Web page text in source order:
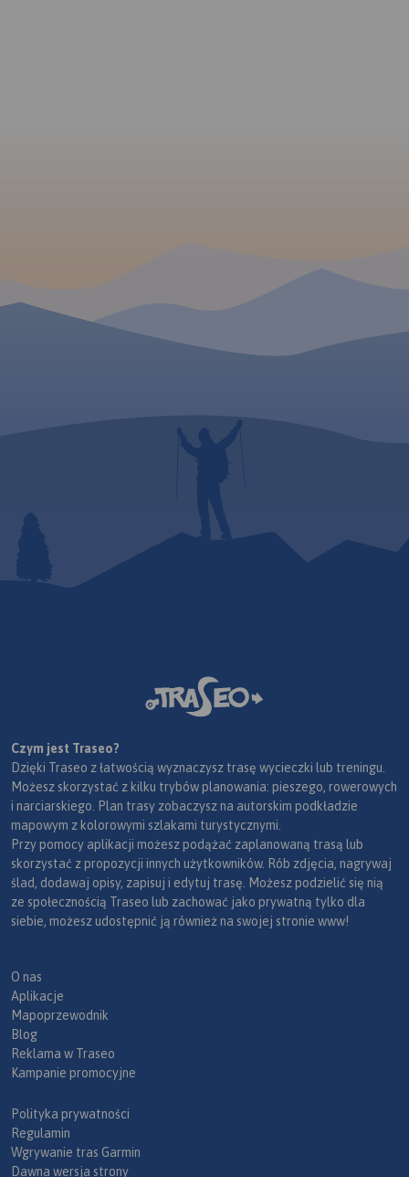
Czym jest Traseo?
Dzięki Traseo z łatwością wyznaczysz trasę wycieczki lub treningu.
Możesz skorzystać z kilku trybów planowania: pieszego, rowerowych
i narciarskiego. Plan trasy zobaczysz na autorskim podkładzie
mapowym z kolorowymi szlakami turystycznymi.
Przy pomocy aplikacji możesz podążać zaplanowaną trasą lub
skorzystać z propozycji innych użytkowników. Rób zdjęcia, nagrywaj
ślad, dodawaj opisy, zapisuj i edytuj trasę. Możesz podzielić się nią
ze społecznością Traseo lub zachować jako prywatną tylko dla
siebie, możesz udostępnić ją również na swojej stronie www!
O nas
Aplikacje
Mapoprzewodnik
Blog
Reklama w Traseo
Kampanie promocyjne
Polityka prywatności
Regulamin
Wgrywanie tras Garmin
Dawna wersja strony